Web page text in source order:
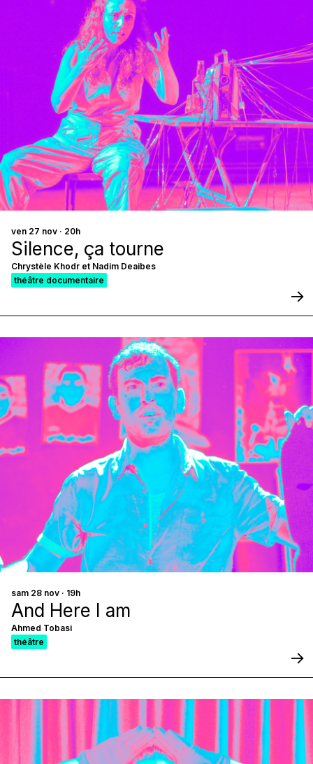
Silence, ça tourne
ven 27 nov · 20h
Chrystèle Khodr et Nadim Deaibes
théâtre documentaire
And Here I am
sam 28 nov · 19h
Ahmed Tobasi
théâtre